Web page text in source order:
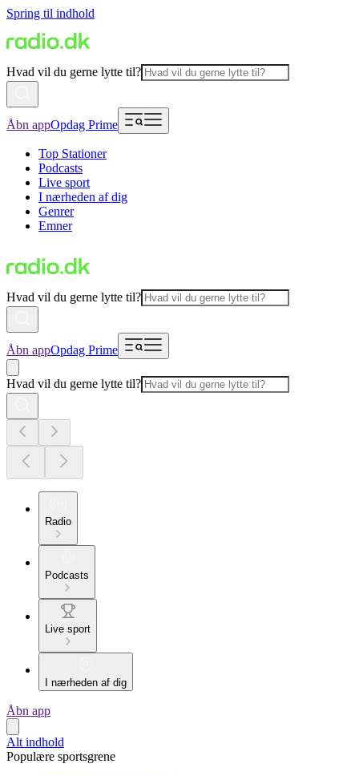
Spring til indhold
Hvad vil du gerne lytte til?
Åbn appOpdag Prime
Top Stationer
Podcasts
Live sport
I nærheden af dig
Genrer
Emner
Hvad vil du gerne lytte til?
Åbn appOpdag Prime
Hvad vil du gerne lytte til?
Radio
Podcasts
Live sport
I nærheden af dig
Åbn app
Alt indhold
Populære sportsgrene